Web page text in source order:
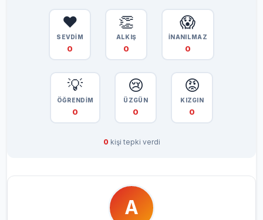
❤️
SEVDİM
0
👏
ALKIŞ
0
😱
İNANILMAZ
0
💡
ÖĞRENDİM
0
😢
ÜZGÜN
0
😡
KIZGIN
0
0 kişi tepki verdi
A